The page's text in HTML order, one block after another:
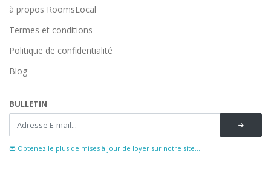
à propos RoomsLocal
Termes et conditions
Politique de confidentialité
Blog
BULLETIN
Obtenez le plus de mises à jour de loyer sur notre site...